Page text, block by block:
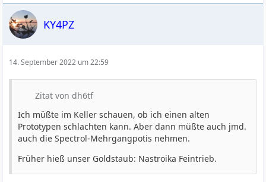
KY4PZ
14. September 2022 um 22:59
Zitat von dh6tf
Ich müßte im Keller schauen, ob ich einen alten
Prototypen schlachten kann. Aber dann müßte auch jmd.
auch die Spectrol-Mehrgangpotis nehmen.
Früher hieß unser Goldstaub: Nastroika Feintrieb.